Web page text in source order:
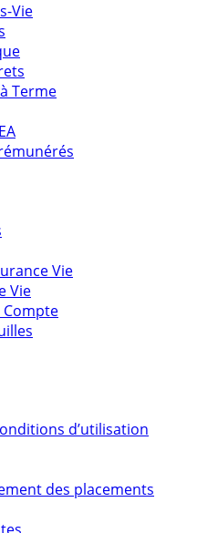
Vie
Terme
Vie
Vie
d’utilisation
des placements